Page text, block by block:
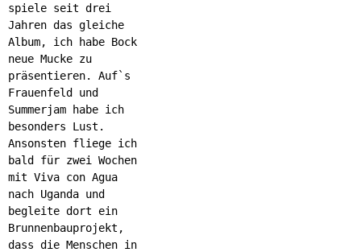
spiele seit drei
Jahren das gleiche
Album, ich habe Bock
neue Mucke zu
präsentieren. Auf`s
Frauenfeld und
Summerjam habe ich
besonders Lust.
Ansonsten fliege ich
bald für zwei Wochen
mit Viva con Agua
nach Uganda und
begleite dort ein
Brunnenbauprojekt,
dass die Menschen in